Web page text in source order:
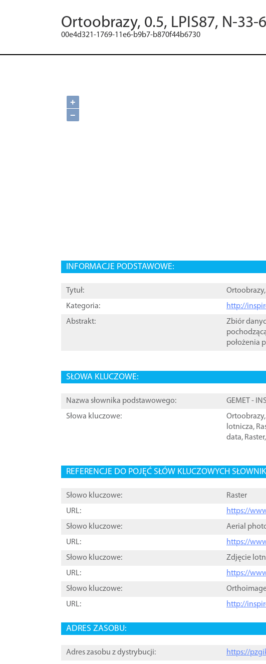
Ortoobrazy, 0.5, LPIS87, N-33-
00e4d321-1769-11e6-b9b7-b870f44b6730
+
−
INFORMACJE PODSTAWOWE:
Tytuł:
Ortoobrazy,
Kategoria:
http://
Abstrakt:
Zbiór
położenia
SŁOWA KLUCZOWE:
Nazwa słownika podstawowego:
GEMET -
Słowa kluczowe:
Ortoobrazy,
lotnicza,
data, Raster,
REFERENCJE DO POJĘĆ SŁÓW KLUCZOWYCH
Słowo kluczowe:
Raster
URL:
https://
Słowo kluczowe:
Aerial
URL:
https://
Słowo kluczowe:
Zdjęcie
URL:
https://
Słowo kluczowe:
URL:
http://
ADRES ZASOBU:
Adres zasobu z dystrybucji: https://